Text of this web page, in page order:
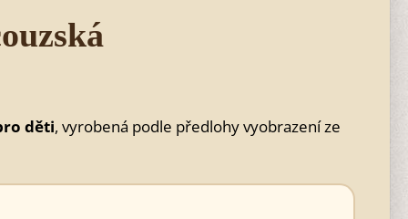
děti, vyrobená podle předlohy vyobrazení ze
Následující